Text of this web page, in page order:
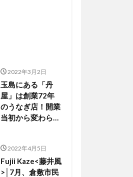
2022年3月2日
玉島にある「丹
屋」は創業72年
のうなぎ店！開業
当初から変わらな
メ】2022年4月5日
Fujii Kaze<藤井風
>│7月、倉敷市民